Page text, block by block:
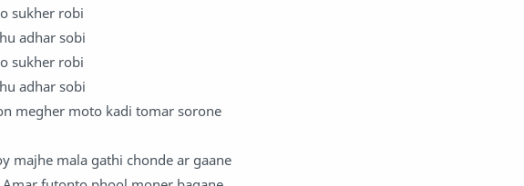
sukher robi
adhar sobi
sukher robi
adhar sobi
megher moto kadi tomar sorone
majhe mala gathi chonde ar gaane